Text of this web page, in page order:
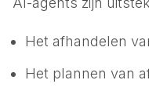
Het afhandelen
Het plannen van